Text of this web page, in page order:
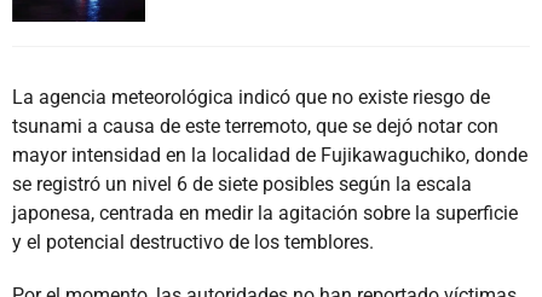
La agencia meteorológica indicó que no existe riesgo de
tsunami a causa de este terremoto, que se dejó notar con
mayor intensidad en la localidad de Fujikawaguchiko, donde
se registró un nivel 6 de siete posibles según la escala
japonesa, centrada en medir la agitación sobre la superficie
y el potencial destructivo de los temblores.